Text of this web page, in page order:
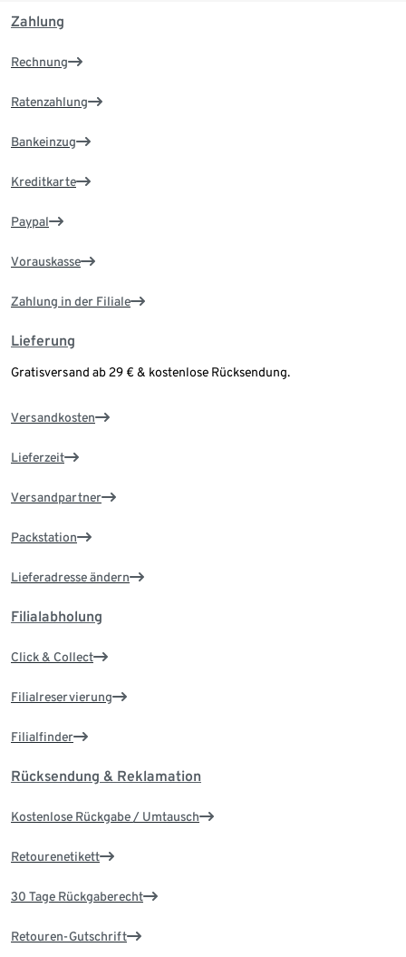
Zahlung
Rechnung
Ratenzahlung
Bankeinzug
Kreditkarte
Paypal
Vorauskasse
Zahlung in der Filiale
Lieferung
Gratisversand ab 29 € & kostenlose Rücksendung.
Versandkosten
Lieferzeit
Versandpartner
Packstation
Lieferadresse ändern
Filialabholung
Click & Collect
Filialreservierung
Filialfinder
Rücksendung & Reklamation
Kostenlose Rückgabe / Umtausch
Retourenetikett
30 Tage Rückgaberecht
Retouren-Gutschrift